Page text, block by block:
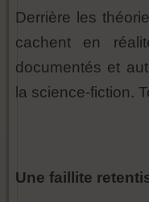
Derrière les
cachent en
documentés et
la science-fiction.
Une faillite